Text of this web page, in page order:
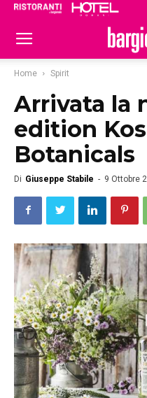
Home Spirit
Arrivata la
edition
Botanicals
Di Giuseppe Stabile - 9 Ottobre